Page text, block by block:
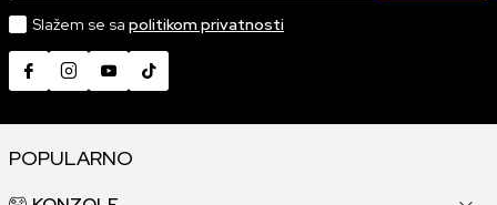
Slažem se sa politikom privatnosti
POPULARNO